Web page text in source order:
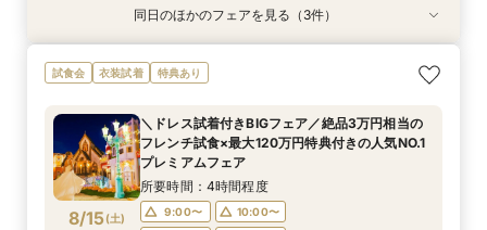
8/14(金)
≪短時間でもしっかり相談≫気軽に見学！90分
のクイックフェア♦初めての見学にもおすすめ♦
9:00〜
10:00〜
14:00〜
15:00〜
フェアを予約
8/14(金)
【フォトW◆少人数W◆三嶋大社婚ご希望の方
へ】ドレス試着×絶品試食フェア
10:00〜
フェアを予約
特典あり
8/14(金)
【仕事帰りでもOK】＼金曜限定BIGフェア／あ
したか牛ディナー試食×マッピング見学
10:00〜
14:00〜
17:00〜
フェアを予約
同日のほかのフェアを見る（3件）
試食会 衣装試着 特典あり
8/15(土)
＼ドレス試着付きBIGフェア／絶品3万円相当の
フレンチ試食×最大120万円特典付きの人気NO.1
プレミアムフェア
所要時間：4時間程度
9:00〜
10:00〜